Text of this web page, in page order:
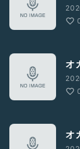
オ
オ